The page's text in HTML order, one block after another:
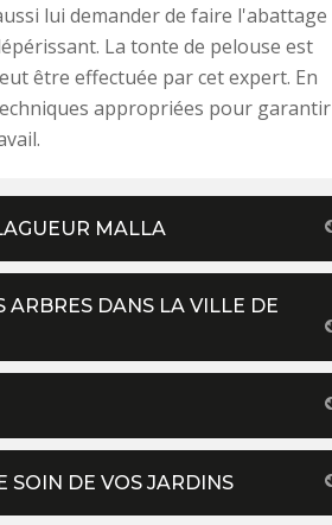
lui demander de faire l'abattage
La tonte de pelouse est
être effectuée par cet expert. En
appropriées pour garantir
MALLA
ARBRES DANS LA VILLE DE
SOIN DE VOS JARDINS